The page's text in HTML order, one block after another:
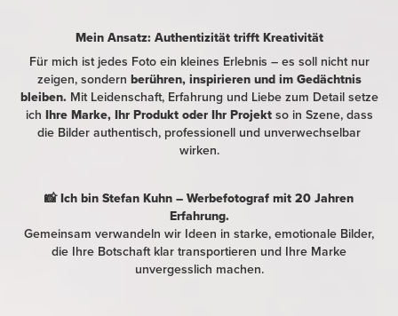
Mein Ansatz: Authentizität trifft Kreativität
Für mich ist jedes Foto ein kleines Erlebnis – es soll nicht nur
zeigen, sondern berühren, inspirieren und im Gedächtnis
bleiben. Mit Leidenschaft, Erfahrung und Liebe zum Detail setze
ich Ihre Marke, Ihr Produkt oder Ihr Projekt so in Szene, dass
die Bilder authentisch, professionell und unverwechselbar
wirken.
📸 Ich bin Stefan Kuhn – Werbefotograf mit 20 Jahren
Erfahrung.
Gemeinsam verwandeln wir Ideen in starke, emotionale Bilder,
die Ihre Botschaft klar transportieren und Ihre Marke
unvergesslich machen.